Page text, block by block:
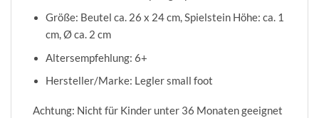
Größe: Beutel ca. 26 x 24 cm, Spielstein Höhe: ca. 1
cm, Ø ca. 2 cm
Altersempfehlung: 6+
Hersteller/Marke: Legler small foot
Achtung: Nicht für Kinder unter 36 Monaten geeignet